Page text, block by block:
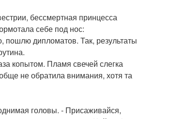
бессмертная принцесса
себе под нос:
пошлю дипломатов. Так, результаты
копытом. Пламя свечей слегка
не обратила внимания, хотя та
головы. - Присаживайся,